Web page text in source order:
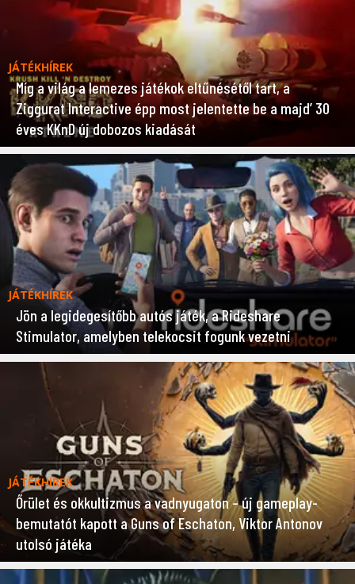
JÁTÉKHÍREK
Míg a világ a lemezes játékok eltűnésétől tart, a
Ziggurat Interactive épp most jelentette be a majd’ 30
éves KKnD új dobozos kiadását
JÁTÉKHÍREK
Jön a legidegesítőbb autós játék, a Rideshare
Stimulator, amelyben telekocsit fogunk vezetni
JÁTÉKHÍREK
Őrület és okkultizmus a vadnyugaton – új gameplay-
bemutatót kapott a Guns of Eschaton, Viktor Antonov
utolsó játéka